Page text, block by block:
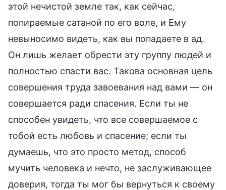
этой нечистой земле так, как сейчас,
попираемые сатаной по его воле, и Ему
невыносимо видеть, как вы попадаете в ад.
Он лишь желает обрести эту группу людей и
полностью спасти вас. Такова основная цель
совершения труда завоевания над вами — он
совершается ради спасения. Если ты не
способен увидеть, что все совершаемое с
тобой есть любовь и спасение; если ты
думаешь, что это просто метод, способ
мучить человека и нечто, не заслуживающее
доверия, тогда ты мог бы вернуться к своему